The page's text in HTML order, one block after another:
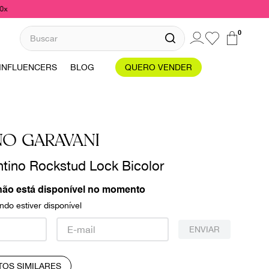
Buscar 0
INFLUENCERS BLOG QUERO VENDER
GARAVANI
Rockstud Lock Bicolor
está disponível no momento
estiver disponível
ENVIAR
SIMILARES